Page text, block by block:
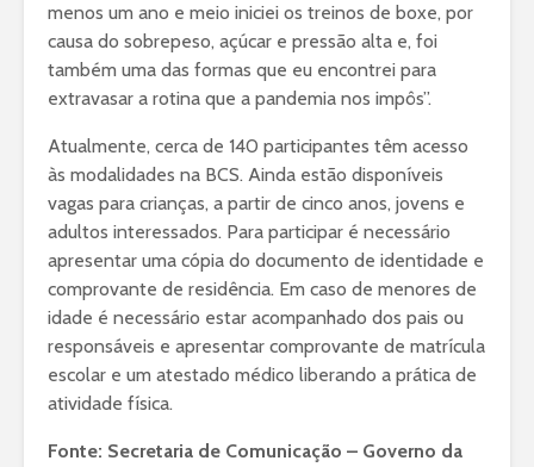
menos um ano e meio iniciei os treinos de boxe, por
causa do sobrepeso, açúcar e pressão alta e, foi
também uma das formas que eu encontrei para
extravasar a rotina que a pandemia nos impôs”.
Atualmente, cerca de 140 participantes têm acesso
às modalidades na BCS. Ainda estão disponíveis
vagas para crianças, a partir de cinco anos, jovens e
adultos interessados. Para participar é necessário
apresentar uma cópia do documento de identidade e
comprovante de residência. Em caso de menores de
idade é necessário estar acompanhado dos pais ou
responsáveis e apresentar comprovante de matrícula
escolar e um atestado médico liberando a prática de
atividade física.
Fonte: Secretaria de Comunicação – Governo da